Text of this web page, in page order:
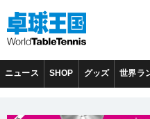
ニュース SHOP グッズ 世界ラ